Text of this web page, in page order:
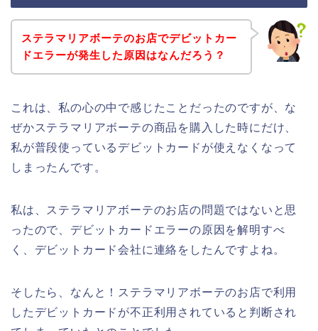
ステラマリアボーテのお店でデビットカー
ドエラーが発生した原因はなんだろう？
これは、私の心の中で感じたことだったのですが、な
ぜかステラマリアボーテの商品を購入した時にだけ、
私が普段使っているデビットカードが使えなくなって
しまったんです。
私は、ステラマリアボーテのお店の問題ではないと思
ったので、デビットカードエラーの原因を解明すべ
く、デビットカード会社に連絡をしたんですよね。
そしたら、なんと！ステラマリアボーテのお店で利用
したデビットカードが不正利用されていると判断され